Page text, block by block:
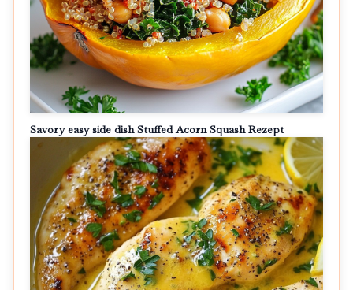
Savory easy side dish Stuffed Acorn Squash Rezept